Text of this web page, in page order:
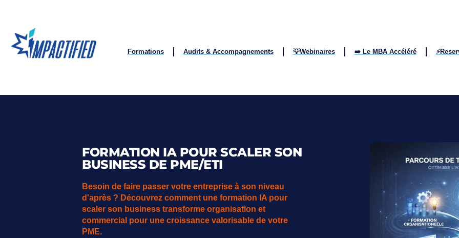
Formations Audits & Accompagnements 💡Webinaires ➡️ Le MBA Accéléré
FORMATION IA POUR SCALER SON
BUSINESS DE PME/ETI
Besoin de faire passer votre entreprise à son niveau
d'après ? Découvrez comment une formation IA pour
scaler son business transforme organisation et
commercial pour une croissance valorisable de votre
PME.